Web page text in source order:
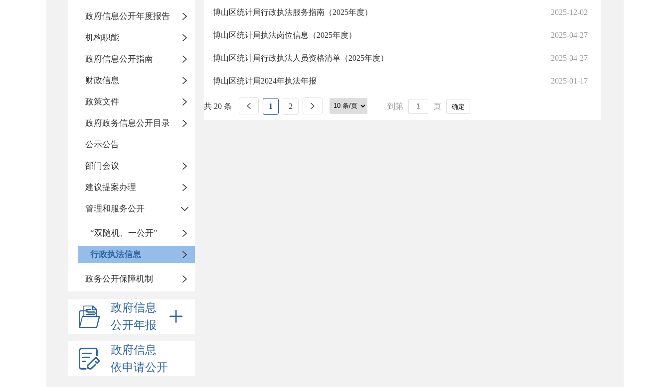
政府信息公开年度报告
机构职能
政府信息公开指南
财政信息
政策文件
政府政务信息公开目录
公示公告
部门会议
建议提案办理
管理和服务公开
“双随机、一公开”
行政执法信息
政务公开保障机制
政府信息
公开年报
政府信息
依申请公开
博山区统计局行政执法服务指南（2025年度） 2025-12-02
博山区统计局执法岗位信息（2025年度） 2025-04-27
博山区统计局行政执法人员资格清单（2025年度） 2025-04-27
博山区统计局2024年执法年报 2025-01-17
共 20 条 1 2 到第 页 确定